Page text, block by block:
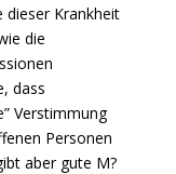
dieser Krankheit
die
dass
Verstimmung
Personen
aber gute M?